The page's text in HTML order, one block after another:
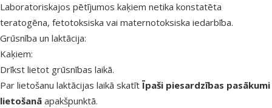
Laboratoriskajos pētījumos kaķiem netika konstatēta
teratogēna, fetotoksiska vai maternotoksiska iedarbība.
Grūsnība un laktācija:
Kaķiem:
Drīkst lietot grūsnības laikā.
Par lietošanu laktācijas laikā skatīt Īpaši piesardzības pasākumi
lietošanā apakšpunktā.